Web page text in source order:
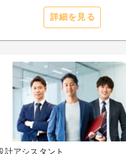
詳細を見る
計アシスタント